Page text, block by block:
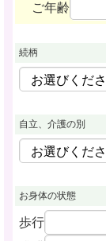
ご年齢
続柄
自立、介護の別
お身体の状態
歩行